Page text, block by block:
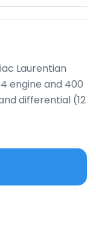
Laurentian
engine and 400
differential (12